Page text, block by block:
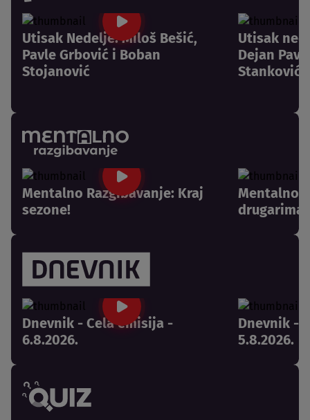
Utisak Nedelje: Miloš Bešić,
Pavle Grbović i Boban
Stojanović
Utisak
Dejan
Stanković
Mentalno Razgibavanje: Kraj
sezone!
Mentalno
drugarima
Dnevnik - Cela emisija -
6.8.2026.
Dnevnik -
5.8.2026.